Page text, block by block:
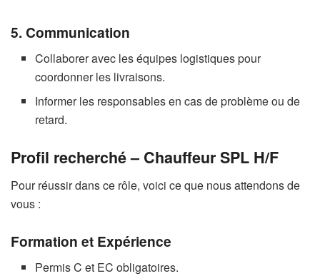
5. Communication
Collaborer avec les équipes logistiques pour
coordonner les livraisons.
Informer les responsables en cas de problème ou de
retard.
Profil recherché – Chauffeur SPL H/F
Pour réussir dans ce rôle, voici ce que nous attendons de
vous :
Formation et Expérience
Permis C et EC obligatoires.